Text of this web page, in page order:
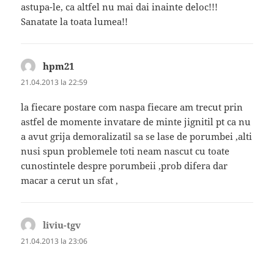
astupa-le, ca altfel nu mai dai inainte deloc!!!
Sanatate la toata lumea!!
hpm21
21.04.2013 la 22:59
la fiecare postare com naspa fiecare am trecut prin
astfel de momente invatare de minte jignitil pt ca nu
a avut grija demoralizatil sa se lase de porumbei ,alti
nusi spun problemele toti neam nascut cu toate
cunostintele despre porumbeii ,prob difera dar
macar a cerut un sfat ,
liviu-tgv
21.04.2013 la 23:06